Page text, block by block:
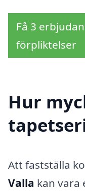
Få 3
förpliktelser
Hur
Att fastställa
Valla kan vara